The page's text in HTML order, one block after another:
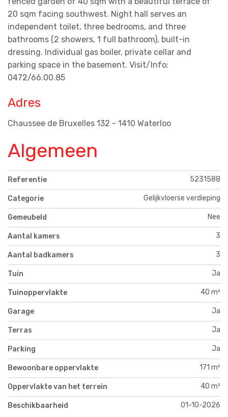
20 sqm facing southwest. Night hall serves an
independent toilet, three bedrooms, and three
bathrooms (2 showers, 1 full bathroom), built-in
dressing. Individual gas boiler, private cellar and
parking space in the basement. Visit/Info:
0472/66.00.85
Adres
Chaussee de Bruxelles 132 - 1410 Waterloo
Algemeen
Referentie 5231588
Categorie Gelijkvloerse verdieping
Gemeubeld Nee
Aantal kamers 3
Aantal badkamers 3
Tuin Ja
Tuinoppervlakte 40 m²
Garage Ja
Terras Ja
Parking Ja
Bewoonbare oppervlakte 171 m²
Oppervlakte van het terrein 40 m²
Beschikbaarheid 01-10-2026